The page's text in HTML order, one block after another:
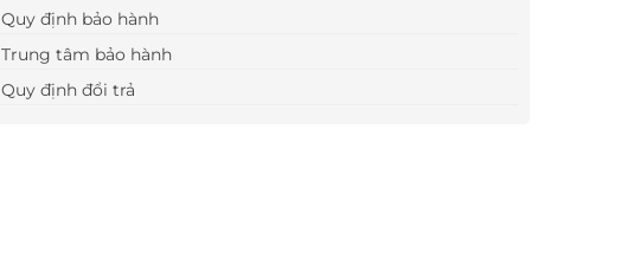
Quy định bảo hành
Trung tâm bảo hành
Quy định đổi trả